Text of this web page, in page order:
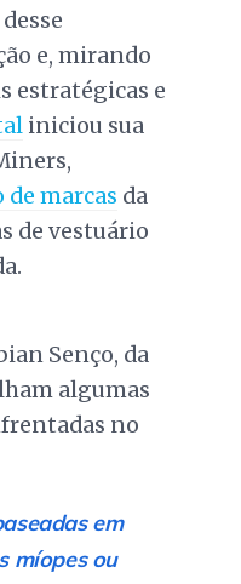
e, mirando
estratégicas e
iniciou sua
de marcas da
de vestuário
Senço, da
algumas
no
em
míopes ou